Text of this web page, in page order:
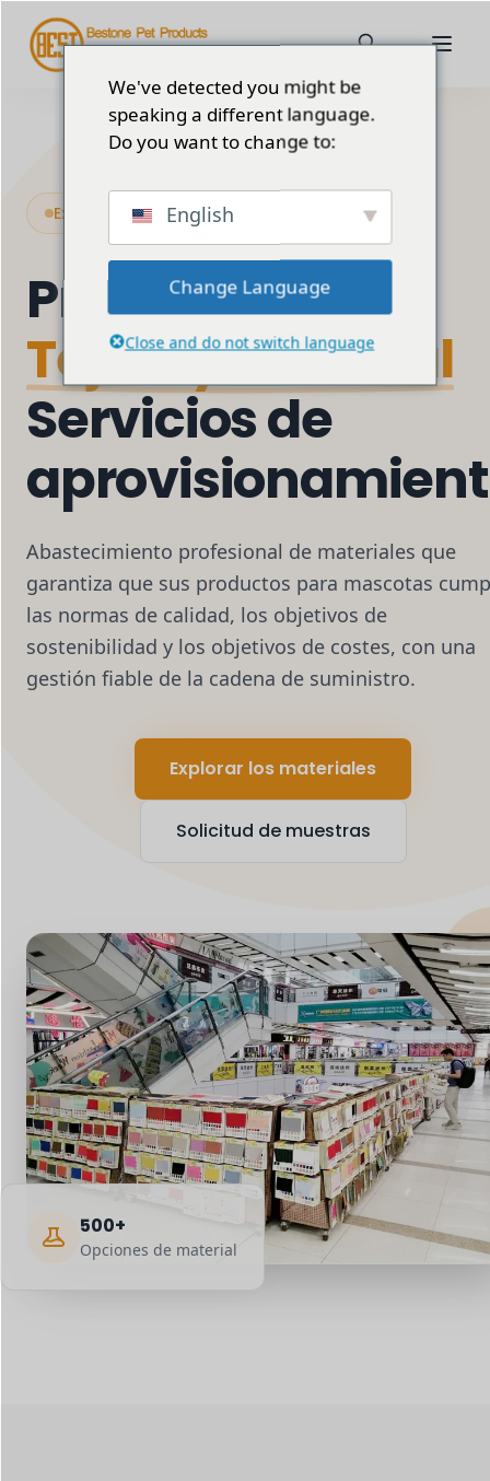
Excelencia material
Premium
Tejido y material
Servicios de
Abastecimiento profesional de materiales que
garantiza que sus productos para mascotas
las normas de calidad, los objetivos de
sostenibilidad y los objetivos de costes, con una
gestión fiable de la cadena de suministro.
Explorar los materiales
Solicitud de muestras
500+
Opciones de material
We've detected you might be
speaking a different language.
Do you want to change to:
English
Change Language
Close and do not switch language